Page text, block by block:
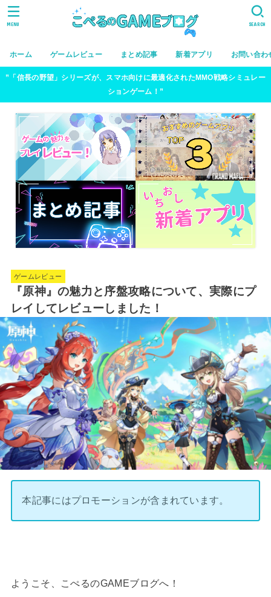
ホーム ゲームレビュー まとめ記事 新着アプリ お問い合わ
SEARCH
MENU
”「信長の野望」シリーズが、スマホ向けに最適化されたMMO戦略シミュレー
ションゲーム！”
ゲームレビュー
『原神』の魅力と序盤攻略について、実際にプ
レイしてレビューしました！
本記事にはプロモーションが含まれています。
ようこそ、こぺるのGAMEブログへ！